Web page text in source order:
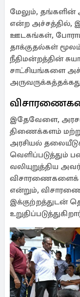
மேலும், தங்களின்
என்ற அச்சத்தில்,
ஊடகங்கள்,
தாக்குதல்கள்
நீதிமன்றத்தின்
சாட்சியங்களை
இதேவேளை,
திணைக்களம் மற்றும்
அரசியல்
வலியுறுத்திய
விசாரணைகளைக்
என்றும்,
இக்குற்றத்துடன்